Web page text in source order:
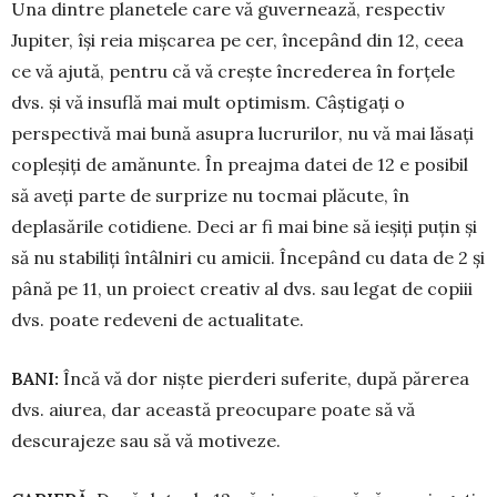
Una dintre planetele care vă guvernează, respectiv
Jupiter, își reia mișcarea pe cer, începând din 12, ceea
ce vă ajută, pentru că vă crește încrederea în forțele
dvs. și vă insuflă mai mult optimism. Câștigați o
perspectivă mai bună asupra lucrurilor, nu vă mai lăsați
copleșiți de amănunte. În preajma datei de 12 e posibil
să aveți parte de surprize nu tocmai plăcute, în
deplasările cotidiene. Deci ar fi mai bine să ieșiți puțin și
să nu stabiliți întâlniri cu amicii. Începând cu data de 2 și
până pe 11, un proiect creativ al dvs. sau legat de copiii
dvs. poate redeveni de actualitate.
BANI: Încă vă dor niște pierderi suferite, du­pă părerea
dvs. aiurea, dar această preo­cupare poate să vă
descurajeze sau să vă motiveze.